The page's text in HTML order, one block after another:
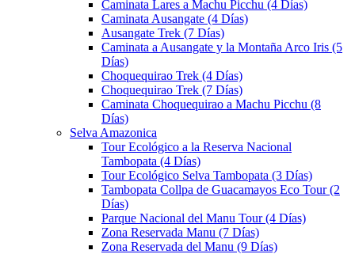
Caminata Lares a Machu Picchu (4 Días)
Caminata Ausangate (4 Días)
Ausangate Trek (7 Días)
Caminata a Ausangate y la Montaña Arco Iris (5
Días)
Choquequirao Trek (4 Días)
Choquequirao Trek (7 Días)
Caminata Choquequirao a Machu Picchu (8
Días)
Selva Amazonica
Tour Ecológico a la Reserva Nacional
Tambopata (4 Días)
Tour Ecológico Selva Tambopata (3 Días)
Tambopata Collpa de Guacamayos Eco Tour (2
Días)
Parque Nacional del Manu Tour (4 Días)
Zona Reservada Manu (7 Días)
Zona Reservada del Manu (9 Días)